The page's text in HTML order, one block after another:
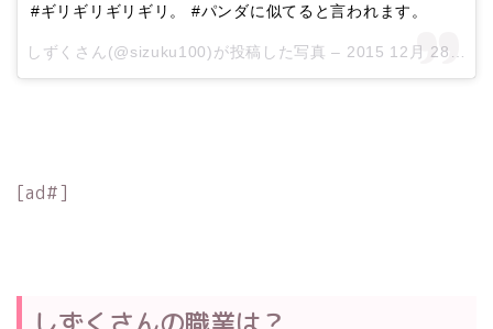
#ギリギリギリギリ。 #パンダに似てると言われます。
しずくさん(@sizuku100)が投稿した写真 – 2015 12月 28 3:10午前 PST
[ad#]